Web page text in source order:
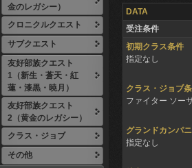
金のレガシー）
クロニクルクエスト
サブクエスト
友好部族クエスト
1（新生・蒼天・紅
蓮・漆黒・暁月）
友好部族クエスト
2（黄金のレガシー）
クラス・ジョブ
その他
DATA
受注条件
初期クラス条件
指定なし
クラス・ジョブ
ファイター ソー
グランドカンパ
指定なし